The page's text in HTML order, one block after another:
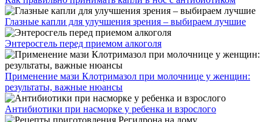
Глазные капли для улучшения зрения – выбираем лучшие
Энтеросгель перед приемом алкоголя
Применение мази Клотримазол при молочнице у женщин:
результаты, важные нюансы
Антибиотики при насморке у ребенка и взрослого